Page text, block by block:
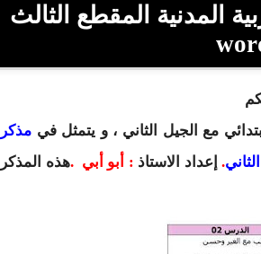
ابتدائي في التربية المدنية المقطع الثالث
ابتدائي مع الجيل الثاني ، و يتمثل في
. إعداد الاستاذ : أبو أبي .هذه